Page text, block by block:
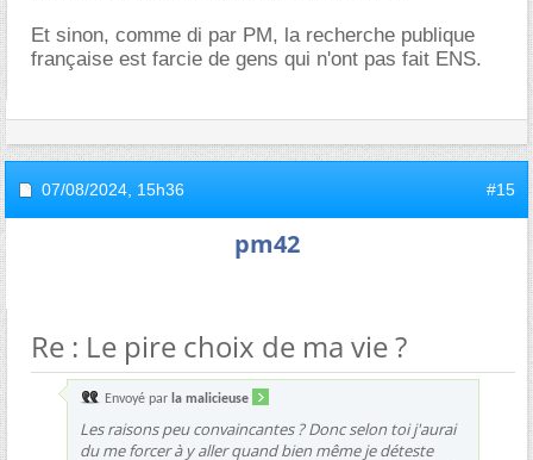
Et sinon, comme di par PM, la recherche publique
française est farcie de gens qui n'ont pas fait ENS.
07/08/2024, 15h36 #15
pm42
Re : Le pire choix de ma vie ?
Envoyé par la malicieuse
Les raisons peu convaincantes ? Donc selon toi j'aurai
du me forcer à y aller quand bien même je déteste